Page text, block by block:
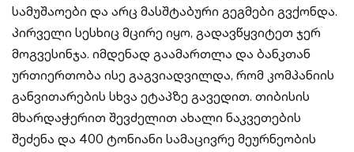
სამუშაოები და არც მასშტაბური გეგმები გვქონდა.
პირველი სესხიც მცირე იყო, გადავწყვიტეთ ჯერ
მოგვესინჯა. იმდენად გაამართლა და ბანკთან
ურთიერთობა ისე გაგვიადვილდა, რომ კომპანიის
განვითარების სხვა ეტაპზე გავედით. თიბისის
მხარდაჭერით შევძელით ახალი ნაკვეთების
შეძენა და 400 ტონიანი სამაცივრე მეურნეობის